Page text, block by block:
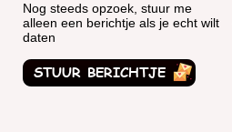
Nog steeds opzoek, stuur me
alleen een berichtje als je echt wilt
daten